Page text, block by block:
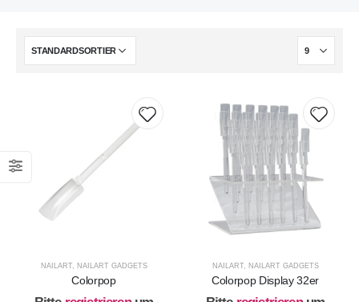
NAILART, NAILART GADGETS
Colorpop
NAILART, NAILART GADGETS
Colorpop Display 32er